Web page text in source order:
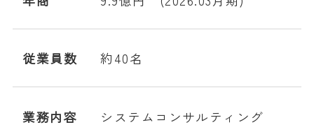
従業員数 約40名
業務内容
システムコンサルティング